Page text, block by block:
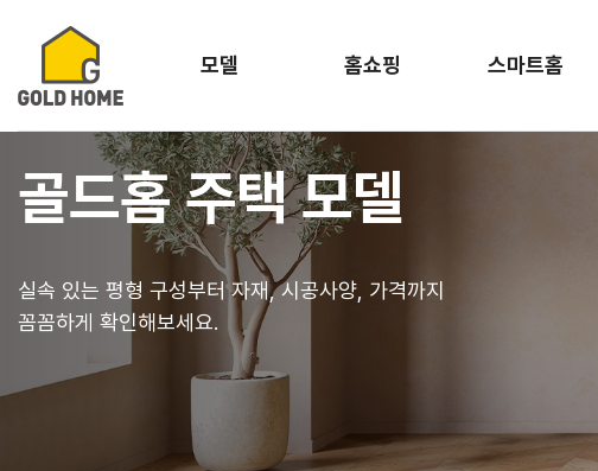
모델 홈쇼핑 스마트홈
골드홈 주택 모델
실속 있는 평형 구성부터 자재, 시공사양, 가격까지
꼼꼼하게 확인해보세요.